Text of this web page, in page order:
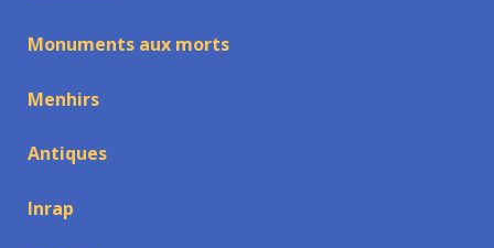
Monuments aux morts
Menhirs
Antiques
Inrap